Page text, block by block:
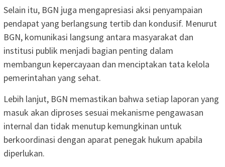
Selain itu, BGN juga mengapresiasi aksi penyampaian
pendapat yang berlangsung tertib dan kondusif. Menurut
BGN, komunikasi langsung antara masyarakat dan
institusi publik menjadi bagian penting dalam
membangun kepercayaan dan menciptakan tata kelola
pemerintahan yang sehat.
Lebih lanjut, BGN memastikan bahwa setiap laporan yang
masuk akan diproses sesuai mekanisme pengawasan
internal dan tidak menutup kemungkinan untuk
berkoordinasi dengan aparat penegak hukum apabila
diperlukan.